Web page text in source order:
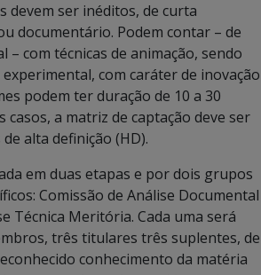
devem ser inéditos, de curta
documentário. Podem contar – de
com técnicas de animação, sendo
com caráter de inovação
podem ter duração de 10 a 30
casos, a matriz de captação deve ser
alta definição (HD).
em duas etapas e por dois grupos
Comissão de Análise Documental
Técnica Meritória. Cada uma será
três titulares três suplentes, de
conhecimento da matéria